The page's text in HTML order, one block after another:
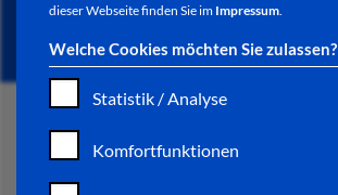
dieser Webseite finden Sie im Impressum.
Welche Cookies möchten Sie zulassen?
Statistik / Analyse
Komfortfunktionen
START